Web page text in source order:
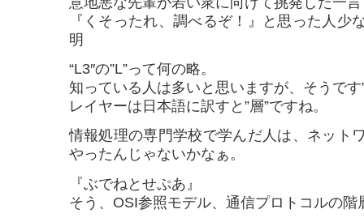
『くそったれ、調べるぞ！』と思った人少
明
“L3″の”L”って何の略。
知っている人は多いと思いますが、そうです
レイヤーは日本語に訳すと”層”ですね。
情報処理の専門学校で学んだ人は、ネット
やったんじゃないかなぁ。
『ぶでねとせぷあ』
そう、OSI参照モデル、通信プロトコルの階